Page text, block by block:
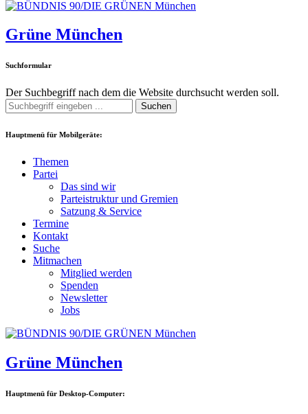
Grüne München
Suchformular
Der Suchbegriff nach dem die Website durchsucht werden soll.
Suchen
Hauptmenü für Mobilgeräte:
Themen
Partei
Das sind wir
Parteistruktur und Gremien
Satzung & Service
Termine
Kontakt
Suche
Mitmachen
Mitglied werden
Spenden
Newsletter
Jobs
Grüne München
Hauptmenü für Desktop-Computer: